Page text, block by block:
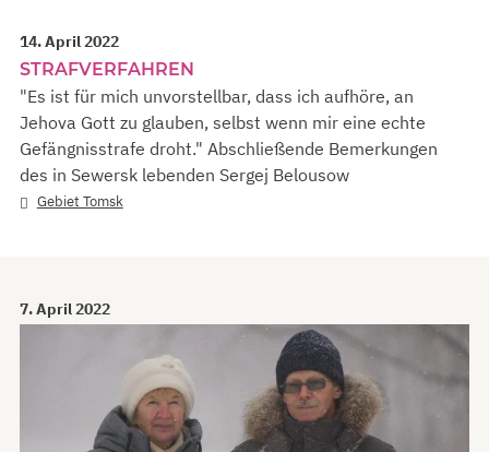
14. April 2022
STRAFVERFAHREN
"Es ist für mich unvorstellbar, dass ich aufhöre, an
Jehova Gott zu glauben, selbst wenn mir eine echte
Gefängnisstrafe droht." Abschließende Bemerkungen
des in Sewersk lebenden Sergej Belousow
Gebiet Tomsk
7. April 2022